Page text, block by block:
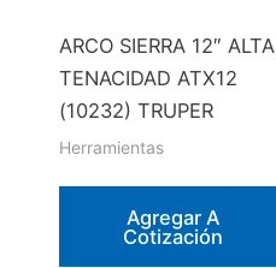
ARCO SIERRA 12″ ALTA
TENACIDAD ATX12
(10232) TRUPER
Herramientas
Agregar A
Cotización